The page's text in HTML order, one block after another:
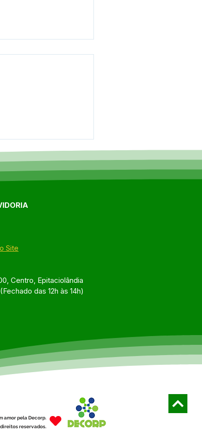
profissionais e
para debater
Site
Centro, Epitaciolândia
das 12h às 14h)
amor pela Decorp.
reservados.